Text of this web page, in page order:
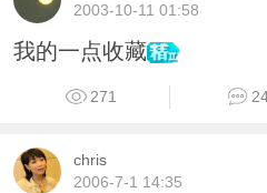
2003-10-11 01:58
我的一点收藏
271
chris
2006-7-1 14:35